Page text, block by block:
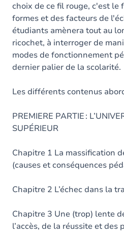
choix de ce fil rouge, c'est le
formes et des facteurs de
étudiants amènera tout au
ricochet, à interroger de
modes de fonctionnement
dernier palier de la scolarité.
Les différents contenus
PREMIERE PARTIE :
SUPÉRIEUR
Chapitre 1 La massification
(causes et conséquences
Chapitre 2 L’échec dans la
Chapitre 3 Une (trop) lente
l’accès, de la réussite et des